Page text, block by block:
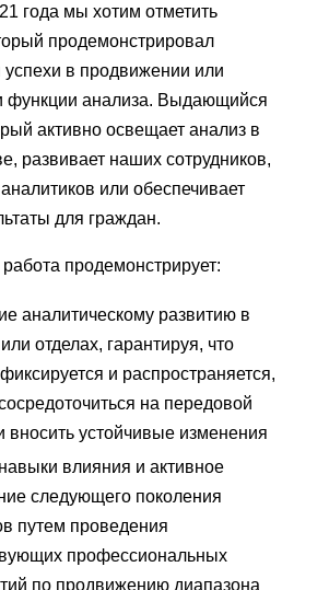
года мы хотим отметить
продемонстрировал
в продвижении или
функции анализа. Выдающийся
активно освещает анализ в
развивает наших сотрудников,
или обеспечивает
для граждан.
продемонстрирует:
аналитическому развитию в
отделах, гарантируя, что
и распространяется,
на передовой
вносить устойчивые изменения
влияния и активное
следующего поколения
путем проведения
профессиональных
по продвижению диапазона